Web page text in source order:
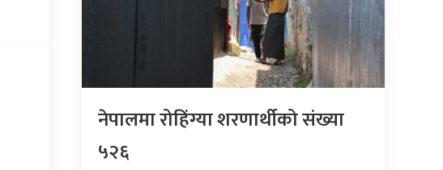
नेपालमा रोहिंग्या शरणार्थीको संख्या
५२६